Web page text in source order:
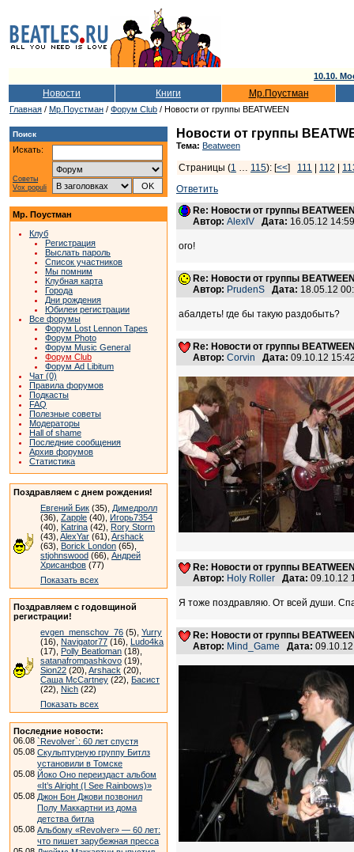
10.10.
Новости Книги Мр.Поустман
Главная / Мр.Поустман / Форум Club / Новости от группы BEATWEEN
Поиск
Искать:
Советы
Vox populi
Мр. Поустман
Клуб
Регистрация
Выслать пароль
Список участников
Мы помним
Клубная карта
Города
Дни рождения
Юбилеи регистрации
Все форумы
Форум Lost Lennon Tapes
Форум Photo
Форум Music General
Форум Club
Форум Ad Libitum
Чат (0)
Правила форумов
Подкасты
FAQ
Полезные советы
Модераторы
Hall of shame
Последние сообщения
Архив форумов
Статистика
Поздравляем с днем рождения!
Евгений Бик (35), Димедролл
(36), Zapple (40), Игорь7354
(40), Katrina (42), Rory Storm
(43), AlexYar (61), Arshack
(63), Borick London (65),
stjohnswood (66), Андрей
Хрисанфов (77)
Показать всех
Поздравляем с годовщиной
регистрации!
evgen_menschov_76 (5), Yurry
(16), Navigator77 (16), Ludo4ka
(17), Polly Beatloman (18),
satanafrompashkovo (19),
Sion22 (20), Arshack (20),
Саша McCartney (22), Басист
(22), Nich (22)
Показать всех
Последние новости:
06.08 `Revolver`: 60 лет спустя
05.08 Скульптурную группу Битлз
установили в Томске
05.08 Йоко Оно переиздаст альбом
«It’s Alright (I See Rainbows)»
05.08 Джон Бон Джови позвонил
Полу Маккартни из дома
детства битла
05.08 Альбому «Revolver» — 60 лет:
что пишет зарубежная пресса
Новости от группы
Тема: Beatween
Страницы (1 … 115): [<<] 111 112
Ответить
Re: Новости от группы
Автор: AlexIV Дата: 16.05.12
ого!
Re: Новости от группы
Автор: PrudenS Дата: 18.05.12
абалдеть! где бы такую раздобыть?
Re: Новости от группы
Автор: Corvin Дата: 09.10.12
Re: Новости от группы
Автор: Holy Roller Дата:
Я тоже поздравляю. От всей души.
Re: Новости от группы
Автор: Mind_Game Дата: